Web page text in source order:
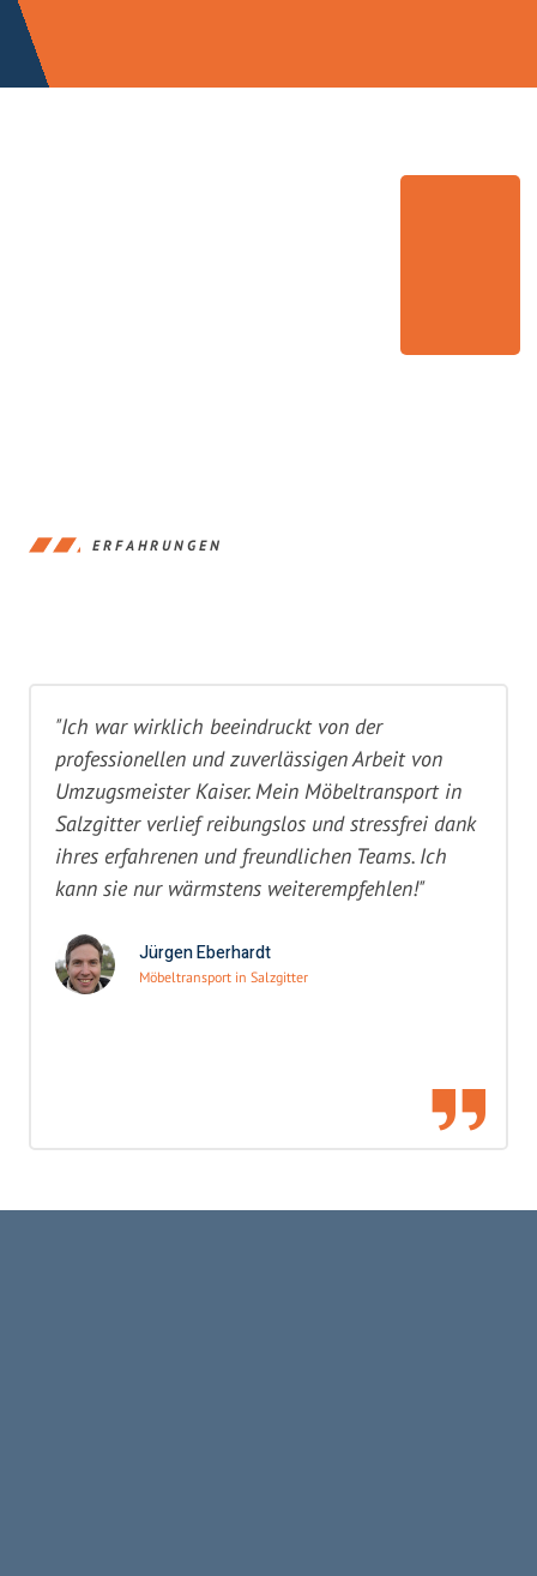
ERFAHRUNGEN
"Ich war wirklich beeindruckt von der
professionellen und zuverlässigen Arbeit von
Umzugsmeister Kaiser. Mein Möbeltransport in
Salzgitter verlief reibungslos und stressfrei dank
ihres erfahrenen und freundlichen Teams. Ich
kann sie nur wärmstens weiterempfehlen!"
Jürgen Eberhardt
Möbeltransport in Salzgitter